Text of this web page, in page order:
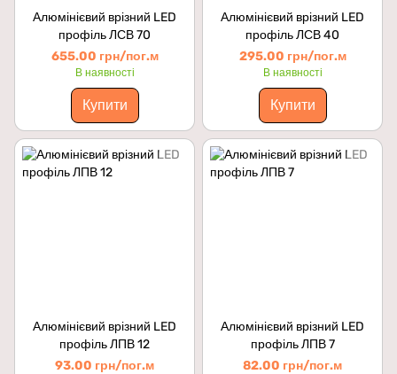
Алюмінієвий врізний LED
профіль ЛСВ 70
655.00 грн/пог.м
В наявності
Купити
Алюмінієвий врізний LED
профіль ЛСВ 40
295.00 грн/пог.м
В наявності
Купити
Алюмінієвий врізний LED
профіль ЛПВ 12
93.00 грн/пог.м
Алюмінієвий врізний LED
профіль ЛПВ 7
82.00 грн/пог.м